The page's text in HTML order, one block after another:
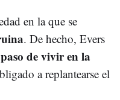
en la que se
. De hecho, Evers
de vivir en la
a replantearse el